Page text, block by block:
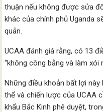
thuận nếu không được sửa
khác của chính phủ Uganda
quản.
UCAA đánh giá rằng, có 13
“không công bằng và làm xói
Những điều khoản bất lợi
thể và chiến lược của UCAA
khẩu Bắc Kinh phê duyệt,